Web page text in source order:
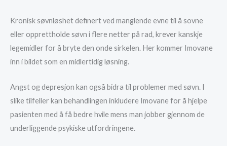
Kronisk søvnløshet definert ved manglende evne til å sovne
eller opprettholde søvn i flere netter på rad, krever kanskje
legemidler for å bryte den onde sirkelen. Her kommer Imovane
inn i bildet som en midlertidig løsning.
Angst og depresjon kan også bidra til problemer med søvn. I
slike tilfeller kan behandlingen inkludere Imovane for å hjelpe
pasienten med å få bedre hvile mens man jobber gjennom de
underliggende psykiske utfordringene.